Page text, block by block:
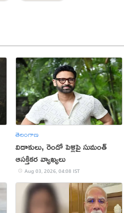
తెలంగాణ
విడాకులు, రెండో పెళ్లిపై సుమంత్
ఆసక్తికర వ్యాఖ్యలు
Aug 03, 2026, 04:08 IST